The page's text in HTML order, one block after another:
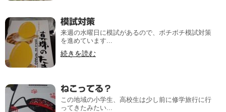
模試対策
来週の水曜日に模試があるので、ボチボチ模試対策
を進めています...
続きを読む
ねこってる？
この地域の小学生、高校生は少し前に修学旅行に行
ってきたみたい...